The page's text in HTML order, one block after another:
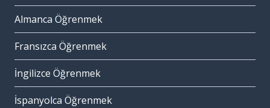
Almanca Öğrenmek
Fransızca Öğrenmek
İngilizce Öğrenmek
İspanyolca Öğrenmek